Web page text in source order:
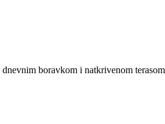
boravkom i natkrivenom